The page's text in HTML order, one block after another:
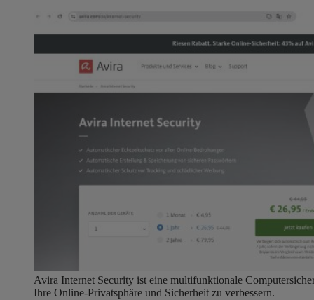
Avira Internet Security ist eine multifunktionale
Ihre Online-Privatsphäre und Sicherheit zu verbessern.